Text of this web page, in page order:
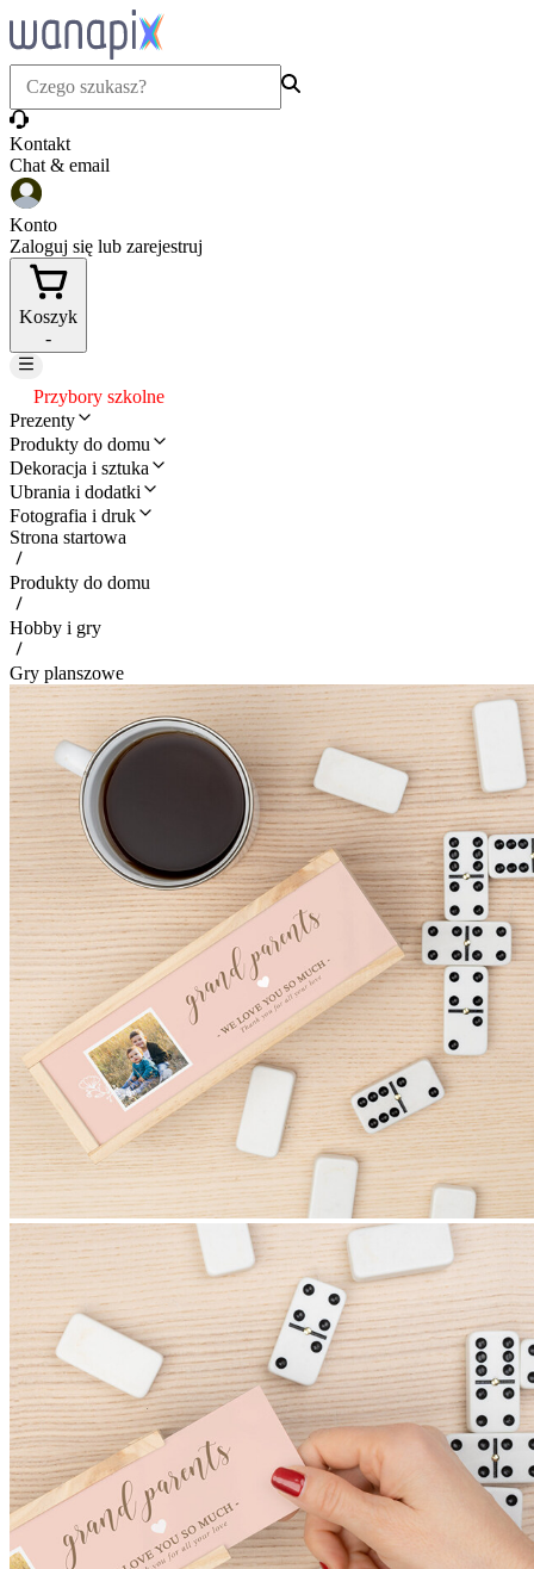
Kontakt
Chat & email
Konto
Zaloguj się lub zarejestruj
Koszyk
-
Przybory szkolne
Prezenty
Produkty do domu
Dekoracja i sztuka
Ubrania i dodatki
Fotografia i druk
Strona startowa
Produkty do domu
Hobby i gry
Gry planszowe